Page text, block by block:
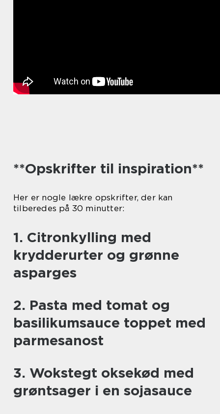
**Opskrifter til inspiration**
Her er nogle lækre opskrifter, der kan
tilberedes på 30 minutter:
1. Citronkylling med
krydderurter og grønne
asparges
2. Pasta med tomat og
basilikumsauce toppet med
parmesanost
3. Wokstegt oksekød med
grøntsager i en sojasauce